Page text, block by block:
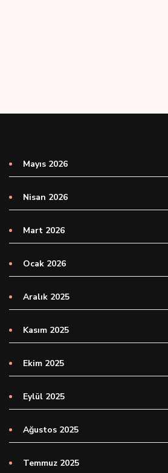
Mayıs 2026
Nisan 2026
Mart 2026
Ocak 2026
Aralık 2025
Kasım 2025
Ekim 2025
Eylül 2025
Ağustos 2025
Temmuz 2025